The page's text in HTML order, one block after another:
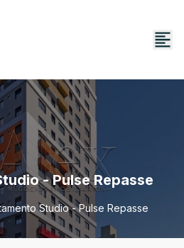
- Pulse Repasse
Studio - Pulse Repasse